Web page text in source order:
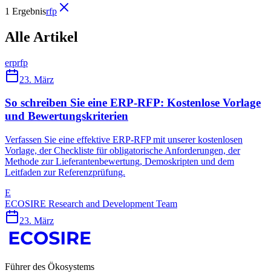
1 Ergebnisrfp
Alle Artikel
erprfp
23. März
So schreiben Sie eine ERP-RFP: Kostenlose Vorlage
und Bewertungskriterien
Verfassen Sie eine effektive ERP-RFP mit unserer kostenlosen
Vorlage, der Checkliste für obligatorische Anforderungen, der
Methode zur Lieferantenbewertung, Demoskripten und dem
Leitfaden zur Referenzprüfung.
E
ECOSIRE Research and Development Team
23. März
Führer des Ökosystems